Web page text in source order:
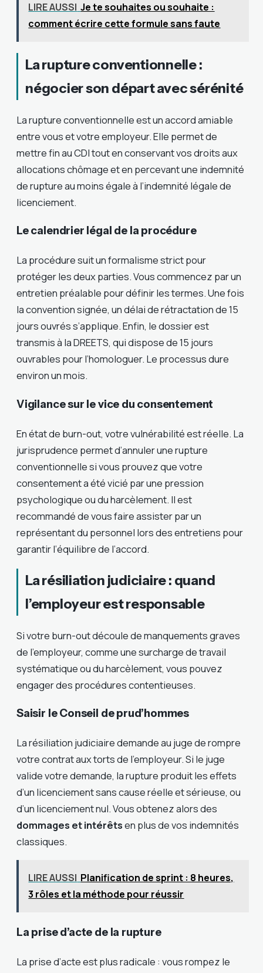
LIRE AUSSI Je te souhaites ou souhaite :
comment écrire cette formule sans faute
La rupture conventionnelle :
négocier son départ avec sérénité
La rupture conventionnelle est un accord amiable
entre vous et votre employeur. Elle permet de
mettre fin au CDI tout en conservant vos droits aux
allocations chômage et en percevant une indemnité
de rupture au moins égale à l’indemnité légale de
licenciement.
Le calendrier légal de la procédure
La procédure suit un formalisme strict pour
protéger les deux parties. Vous commencez par un
entretien préalable pour définir les termes. Une fois
la convention signée, un délai de rétractation de 15
jours ouvrés s’applique. Enfin, le dossier est
transmis à la DREETS, qui dispose de 15 jours
ouvrables pour l’homologuer. Le processus dure
environ un mois.
Vigilance sur le vice du consentement
En état de burn-out, votre vulnérabilité est réelle. La
jurisprudence permet d’annuler une rupture
conventionnelle si vous prouvez que votre
consentement a été vicié par une pression
psychologique ou du harcèlement. Il est
recommandé de vous faire assister par un
représentant du personnel lors des entretiens pour
garantir l’équilibre de l’accord.
La résiliation judiciaire : quand
l’employeur est responsable
Si votre burn-out découle de manquements graves
de l’employeur, comme une surcharge de travail
systématique ou du harcèlement, vous pouvez
engager des procédures contentieuses.
Saisir le Conseil de prud’hommes
La résiliation judiciaire demande au juge de rompre
votre contrat aux torts de l’employeur. Si le juge
valide votre demande, la rupture produit les effets
d’un licenciement sans cause réelle et sérieuse, ou
d’un licenciement nul. Vous obtenez alors des
dommages et intérêtsen plus de vos indemnités
classiques.
LIRE AUSSI Planification de sprint : 8 heures,
3 rôles et la méthode pour réussir
La prise d’acte de la rupture
La prise d’acte est plus radicale : vous rompez le